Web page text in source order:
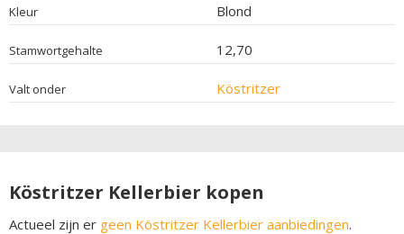
Kleur Blond
Stamwortgehalte 12,70
Valt onder Köstritzer
Köstritzer Kellerbier kopen
Actueel zijn er geen Köstritzer Kellerbier aanbiedingen.